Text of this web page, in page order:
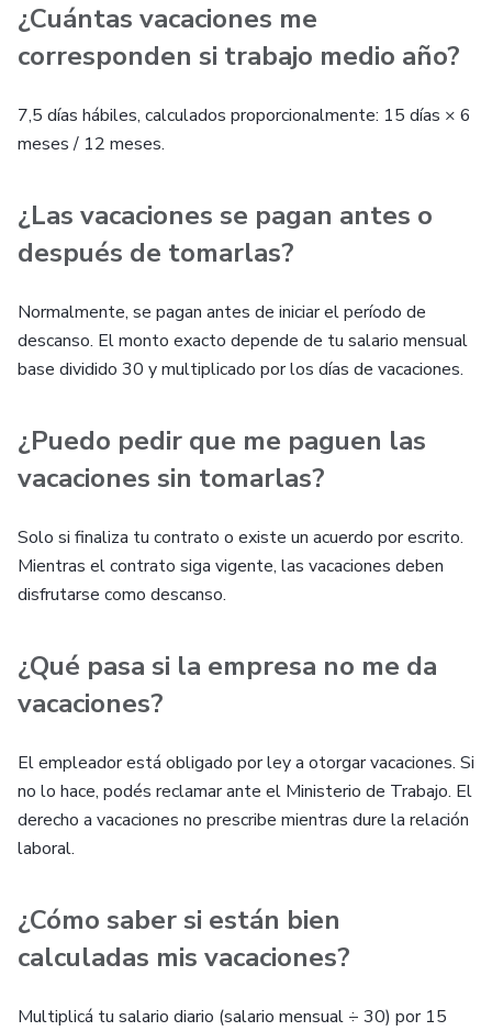
¿Cuántas vacaciones me
corresponden si trabajo medio año?
7,5 días hábiles, calculados proporcionalmente: 15 días × 6
meses / 12 meses.
¿Las vacaciones se pagan antes o
después de tomarlas?
Normalmente, se pagan antes de iniciar el período de
descanso. El monto exacto depende de tu salario mensual
base dividido 30 y multiplicado por los días de vacaciones.
¿Puedo pedir que me paguen las
vacaciones sin tomarlas?
Solo si finaliza tu contrato o existe un acuerdo por escrito.
Mientras el contrato siga vigente, las vacaciones deben
disfrutarse como descanso.
¿Qué pasa si la empresa no me da
vacaciones?
El empleador está obligado por ley a otorgar vacaciones. Si
no lo hace, podés reclamar ante el Ministerio de Trabajo. El
derecho a vacaciones no prescribe mientras dure la relación
laboral.
¿Cómo saber si están bien
calculadas mis vacaciones?
Multiplicá tu salario diario (salario mensual ÷ 30) por 15